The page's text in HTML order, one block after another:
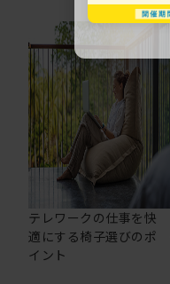
テレワークの仕事を快
適にする椅子選びのポ
イント